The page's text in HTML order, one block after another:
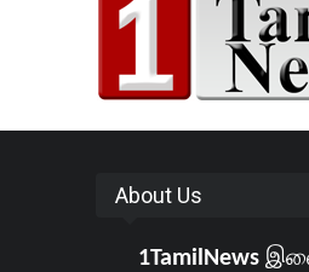
About Us
1TamilNews